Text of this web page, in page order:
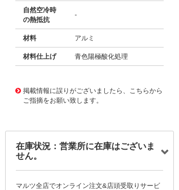
自然空冷時
の熱抵抗
-
材料 アルミ
材料仕上げ 青色陽極酸化処理
掲載情報に誤りがございましたら、こちらから
ご指摘をお願い致します。
在庫状況：営業所に在庫はございま
せん。
マルツ全店でオンライン注文&店頭受取りサービ